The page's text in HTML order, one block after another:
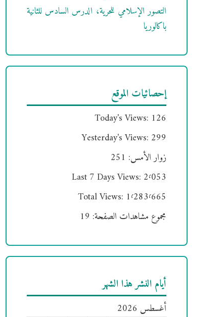
التصور الإسلامي للحرية، الدرس السادس للثانية
باكالوريا
إحصائيات الموقع
Today's Views: 126
Yesterday's Views: 299
زوار الأمس: 251
Last 7 Days Views: 2٬053
Total Views: 1٬283٬665
مجموع مشاهدات الصفحة: 19
أيام النشر هذا الشهر
أغسطس 2026